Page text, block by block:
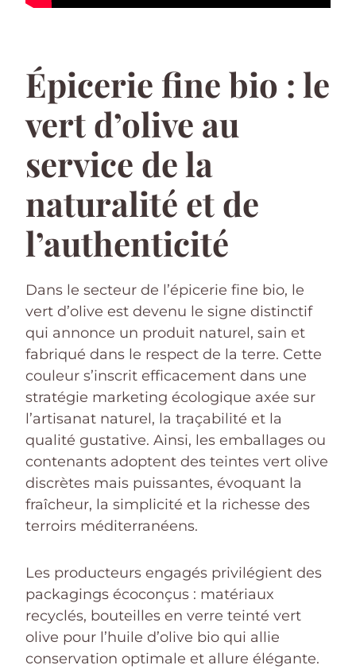
Épicerie fine bio : le
vert d’olive au
service de la
naturalité et de
l’authenticité
Dans le secteur de l’épicerie fine bio, le
vert d’olive est devenu le signe distinctif
qui annonce un produit naturel, sain et
fabriqué dans le respect de la terre. Cette
couleur s’inscrit efficacement dans une
stratégie marketing écologique axée sur
l’artisanat naturel, la traçabilité et la
qualité gustative. Ainsi, les emballages ou
contenants adoptent des teintes vert olive
discrètes mais puissantes, évoquant la
fraîcheur, la simplicité et la richesse des
terroirs méditerranéens.
Les producteurs engagés privilégient des
packagings écoconçus : matériaux
recyclés, bouteilles en verre teinté vert
olive pour l’huile d’olive bio qui allie
conservation optimale et allure élégante.